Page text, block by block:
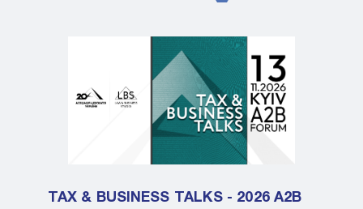
TAX & BUSINESS TALKS - 2026 A2B